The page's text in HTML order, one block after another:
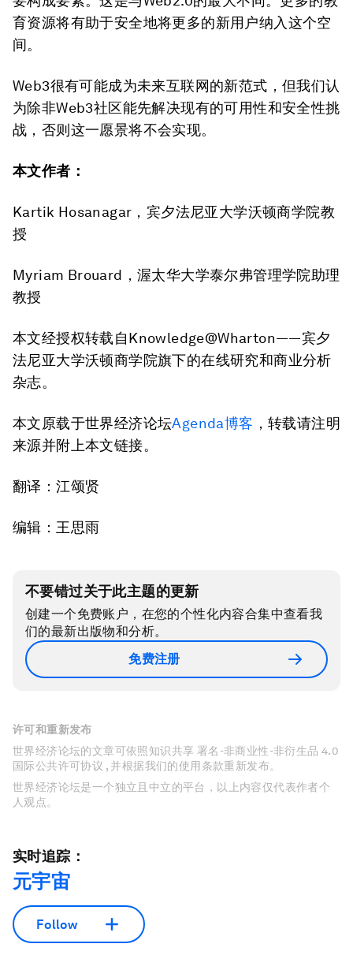
育资源将有助于安全地将更多的新用户纳入这个空
间。
Web3很有可能成为未来互联网的新范式，但我们认
为除非Web3社区能先解决现有的可用性和安全性挑
战，否则这一愿景将不会实现。
本文作者：
Kartik Hosanagar，宾夕法尼亚大学沃顿商学院教
授
Myriam Brouard，渥太华大学泰尔弗管理学院助理
教授
本文经授权转载自Knowledge@Wharton——宾夕
法尼亚大学沃顿商学院旗下的在线研究和商业分析
杂志。
本文原载于世界经济论坛Agenda博客 ，转载请注明
来源并附上本文链接。
翻译：江颂贤
编辑：王思雨
不要错过关于此主题的更新
创建一个免费账户，在您的个性化内容合集中查看我
们的最新出版物和分析。
免费注册
许可和重新发布
世界经济论坛的文章可依照知识共享 署名-非商业性-非衍生品 4.0
国际公共许可协议 , 并根据我们的使用条款重新发布。
世界经济论坛是一个独立且中立的平台，以上内容仅代表作者个
人观点。
实时追踪：
元宇宙
Follow